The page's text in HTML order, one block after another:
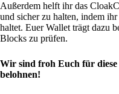
Außerdem helft ihr das
und sicher zu halten, indem
haltet. Euer Wallet trägt dazu
Blocks zu prüfen.
Wir sind froh Euch für diese
belohnen!